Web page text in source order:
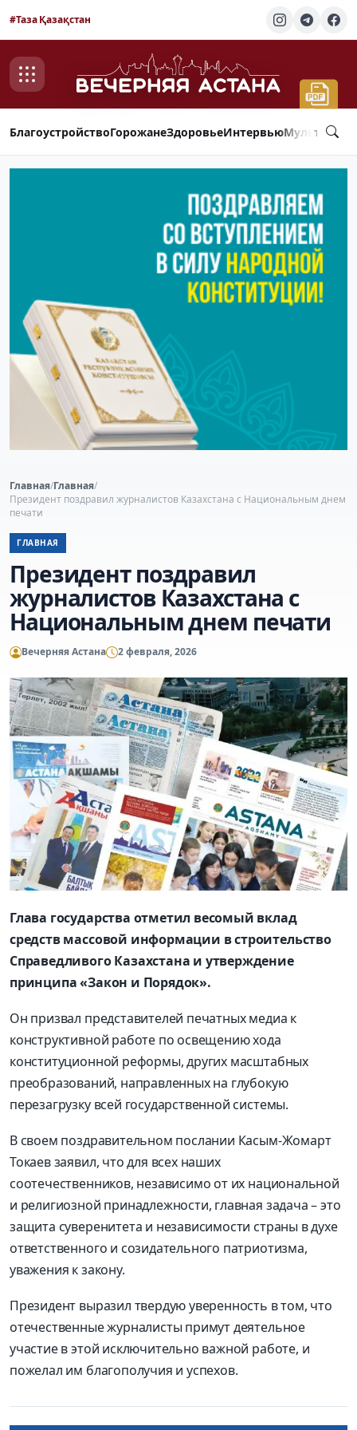
#Таза Қазақстан
БлагоустройствоГорожанеЗдоровьеИнтервью
Главная/Главная/
Президент поздравил журналистов Казахстана с Национальным днем
печати
ГЛАВНАЯ
Президент поздравил
журналистов Казахстана с
Национальным днем печати
Вечерняя Астана 2 февраля, 2026
Глава государства отметил весомый вклад
средств массовой информации в строительство
Справедливого Казахстана и утверждение
принципа «Закон и Порядок».
Он призвал представителей печатных медиа к
конструктивной работе по освещению хода
конституционной реформы, других масштабных
преобразований, направленных на глубокую
перезагрузку всей государственной системы.
В своем поздравительном послании Касым-Жомарт
Токаев заявил, что для всех наших
соотечественников, независимо от их национальной
и религиозной принадлежности, главная задача – это
защита суверенитета и независимости страны в духе
ответственного и созидательного патриотизма,
уважения к закону.
Президент выразил твердую уверенность в том, что
отечественные журналисты примут деятельное
участие в этой исключительно важной работе, и
пожелал им благополучия и успехов.